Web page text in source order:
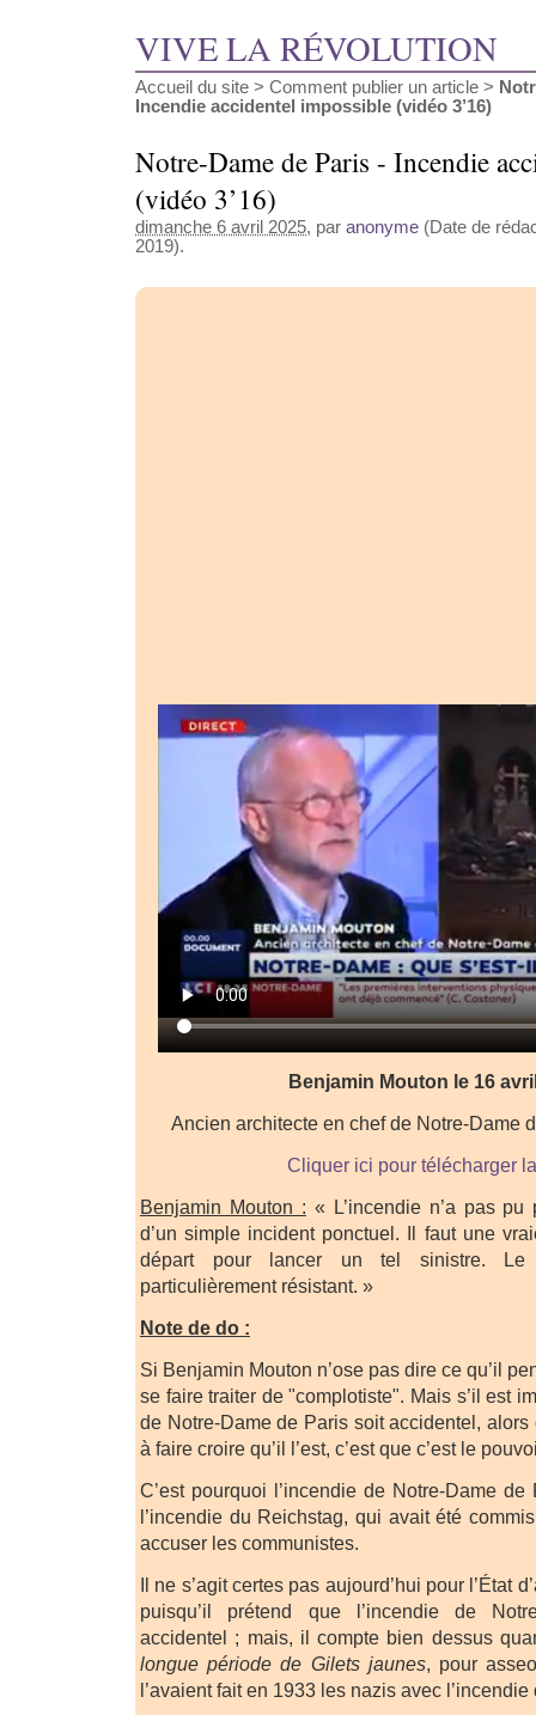
VIVE LA RÉVOLUTION
Accueil du site > Comment publier un article >
Incendie accidentel impossible (vidéo 3’16)
Notre-Dame de Paris - Incendie
(vidéo 3’16)
dimanche 6 avril 2025, par anonyme (Date de
2019).
Benjamin Mouton le 16
Ancien architecte en chef de Notre-Dame
Cliquer ici pour télécharger
Benjamin Mouton : « L’incendie n’a pas pu
d’un simple incident ponctuel. Il faut une
départ pour lancer un tel sinistre.
particulièrement résistant. »
Note de do :
Si Benjamin Mouton n’ose pas dire ce qu’il
se faire traiter de "complotiste". Mais s’il est
de Notre-Dame de Paris soit accidentel,
à faire croire qu’il l’est, c’est que c’est le
C’est pourquoi l’incendie de Notre-Dame
l’incendie du Reichstag, qui avait été
accuser les communistes.
Il ne s’agit certes pas aujourd’hui pour l’État
puisqu’il prétend que l’incendie de
accidentel ; mais, il compte bien dessus
longue période de Gilets jaunes, pour
l’avaient fait en 1933 les nazis avec